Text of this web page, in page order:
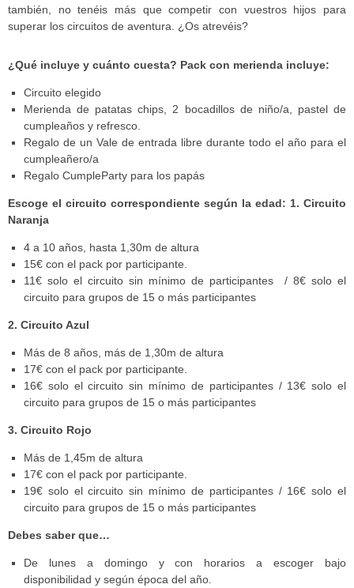
también, no tenéis más que competir con vuestros hijos para
superar los circuitos de aventura. ¿Os atrevéis?
¿Qué incluye y cuánto cuesta? Pack con merienda incluye:
Circuito elegido
Merienda de patatas chips, 2 bocadillos de niño/a, pastel de
cumpleaños y refresco.
Regalo de un Vale de entrada libre durante todo el año para el
cumpleañero/a
Regalo CumpleParty para los papás
Escoge el circuito correspondiente según la edad: 1. Circuito
Naranja
4 a 10 años, hasta 1,30m de altura
15€ con el pack por participante.
11€ solo el circuito sin mínimo de participantes / 8€ solo el
circuito para grupos de 15 o más participantes
2. Circuito Azul
Más de 8 años, más de 1,30m de altura
17€ con el pack por participante.
16€ solo el circuito sin mínimo de participantes / 13€ solo el
circuito para grupos de 15 o más participantes
3. Circuito Rojo
Más de 1,45m de altura
17€ con el pack por participante.
19€ solo el circuito sin mínimo de participantes / 16€ solo el
circuito para grupos de 15 o más participantes
Debes saber que…
De lunes a domingo y con horarios a escoger bajo
disponibilidad y según época del año.